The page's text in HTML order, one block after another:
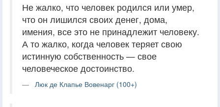
Не жалко, что человек родился или умер,
что он лишился своих денег, дома,
имения, все это не принадлежит человеку.
А то жалко, когда человек теряет свою
истинную собственность — свое
человеческое достоинство.
Люк де Клапье Вовенарг (100+)